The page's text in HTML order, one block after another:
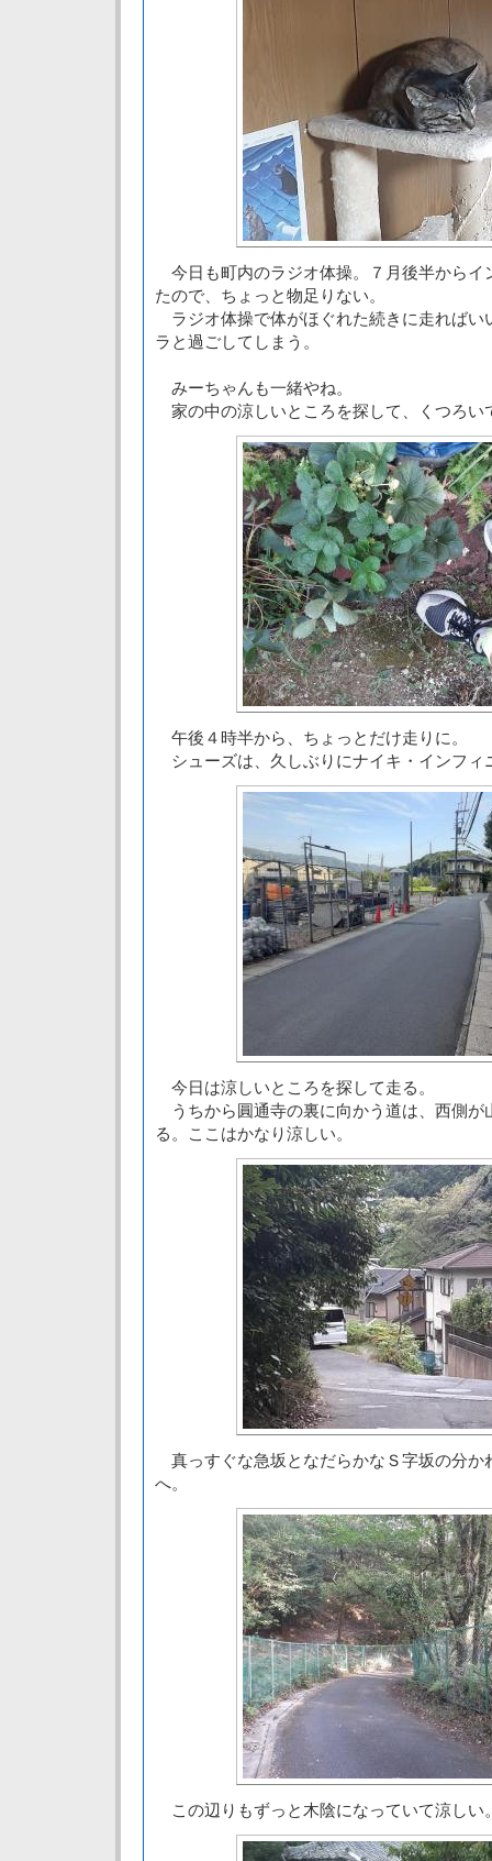
今日も町内のラジオ体操。７月後半からイ
たので、ちょっと物足りない。
ラジオ体操で体がほぐれた続きに走ればい
ラと過ごしてしまう。
みーちゃんも一緒やね。
家の中の涼しいところを探して、くつろい
午後４時半から、ちょっとだけ走りに。
シューズは、久しぶりにナイキ・インフィ
今日は涼しいところを探して走る。
うちから圓通寺の裏に向かう道は、西側が
る。ここはかなり涼しい。
真っすぐな急坂となだらかなＳ字坂の分か
へ。
この辺りもずっと木陰になっていて涼しい